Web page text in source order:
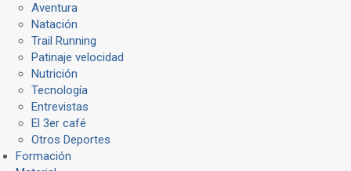
Aventura
Natación
Trail Running
Patinaje velocidad
Nutrición
Tecnología
Entrevistas
El 3er café
Otros Deportes
Formación